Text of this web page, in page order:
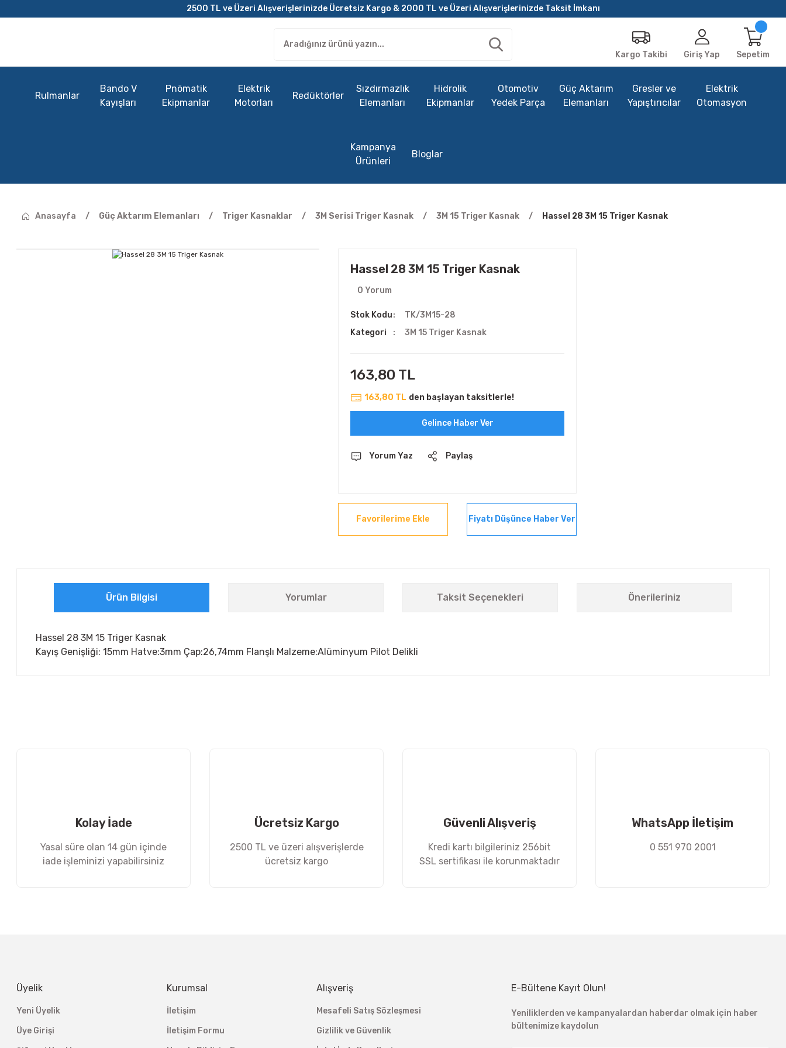
2500 TL ve Üzeri Alışverişlerinizde Ücretsiz Kargo & 2000 TL ve Üzeri Alışverişlerinizde Taksit İmkanı
Kargo Takibi Giriş Yap Sepetim
Rulmanlar
Bando V
Kayışları
Pnömatik
Ekipmanlar
Elektrik
Motorları
Redüktörler
Sızdırmazlık
Elemanları
Hidrolik
Ekipmanlar
Otomotiv
Yedek Parça
Güç Aktarım
Elemanları
Gresler ve
Yapıştırıcılar
Elektrik
Otomasyon
Kampanya
Ürünleri
Bloglar
Anasayfa Güç Aktarım Elemanları Triger Kasnaklar 3M Serisi Triger Kasnak 3M 15 Triger Kasnak Hassel 28 3M 15 Triger Kasnak
Hassel 28 3M 15 Triger Kasnak
0 Yorum
Stok Kodu
TK/3M15-28
Kategori
3M 15 Triger Kasnak
163,80 TL
163,80 TL den başlayan taksitlerle!
Gelince Haber Ver
Yorum Yaz Paylaş
Fiyatı Düşünce Haber Ver
Ürün Bilgisi Yorumlar Taksit Seçenekleri Önerileriniz
Hassel 28 3M 15 Triger Kasnak
Kayış Genişliği: 15mm Hatve:3mm Çap:26,74mm Flanşlı Malzeme:Alüminyum Pilot Delikli
Kolay İade
Yasal süre olan 14 gün içinde
iade işleminizi yapabilirsiniz
Ücretsiz Kargo
2500 TL ve üzeri alışverişlerde
ücretsiz kargo
Güvenli Alışveriş
Kredi kartı bilgileriniz 256bit
SSL sertifikası ile korunmaktadır
WhatsApp İletişim
0 551 970 2001
Üyelik
Yeni Üyelik
Üye Girişi
Kurumsal
İletişim
İletişim Formu
Alışveriş
Mesafeli Satış Sözleşmesi
Gizlilik ve Güvenlik
E-Bültene Kayıt Olun!
Yeniliklerden ve kampanyalardan haberdar olmak için haber
bültenimize kaydolun